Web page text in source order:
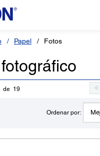
Papel Fotos
de 19
Ordenar por: